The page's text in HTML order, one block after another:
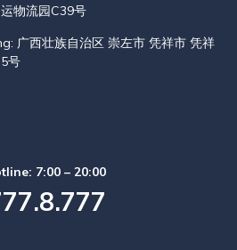
物流园C39号
广西壮族自治区 崇左市 凭祥市 凭祥
号
7:00 – 20:00